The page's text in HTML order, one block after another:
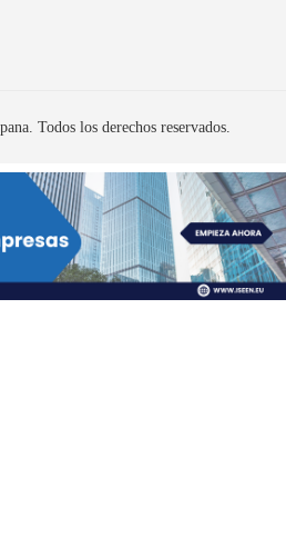
Todos los derechos reservados.